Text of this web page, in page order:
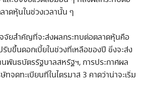
าดหุ้นในช่วงเวลานั้น ๆ
สำคัญที่จะส่งผลกระทบต่อตลาดหุ้นคือ
บขึ้นดอกเบี้ยในช่วงที่เหลือของปี ซี่งจะส่ง
พันธบัตรรัฐบาลสหรัฐฯ, การประกาศผล
ทจดทะเบียนที่ในไตรมาส 3 คาดว่าน่าจะเริ่ม